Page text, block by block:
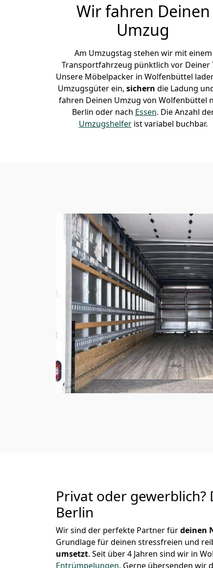
Wir fahren Deinen
Umzug
Am Umzugstag stehen wir mit einem
Transportfahrzeug pünktlich vor Deiner
Unsere Möbelpacker in Wolfenbüttel
Umzugsgüter ein, sichern die Ladung
fahren Deinen Umzug von Wolfenbüttel
Berlin oder nach Essen. Die Anzahl
Umzugshelferist variabel buchbar.
Privat oder gewerblich?
Berlin
Wir sind der perfekte Partner fürdeinen
Grundlage für deinen stressfreien und
umsetzt. Seit über 4 Jahren sind wir in
Entrümpelungen. Gerne übersenden wir